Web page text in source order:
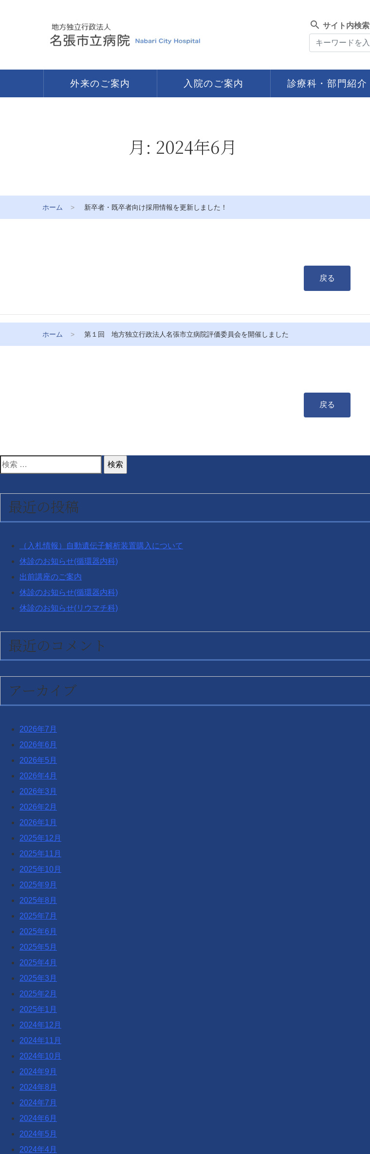
search サイト内検索
外来のご案内 入院のご案内 診療科・部門紹介
月: 2024年6月
ホーム 新卒者・既卒者向け採用情報を更新しました！
戻る
ホーム 第１回 地方独立行政法人名張市立病院評価委員会を開催しました
戻る
検
対
最近の投稿
（入札情報）自動遺伝子解析装置購入について
休診のお知らせ(循環器内科)
出前講座のご案内
休診のお知らせ(循環器内科)
休診のお知らせ(リウマチ科)
最近のコメント
アーカイブ
2026年7月
2026年6月
2026年5月
2026年4月
2026年3月
2026年2月
2026年1月
2025年12月
2025年11月
2025年10月
2025年9月
2025年8月
2025年7月
2025年6月
2025年5月
2025年4月
2025年3月
2025年2月
2025年1月
2024年12月
2024年11月
2024年10月
2024年9月
2024年8月
2024年7月
2024年6月
2024年5月
2024年4月